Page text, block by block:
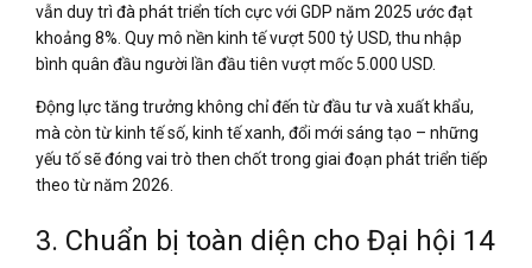
vẫn duy trì đà phát triển tích cực với GDP năm 2025 ước đạt
khoảng 8%. Quy mô nền kinh tế vượt 500 tỷ USD, thu nhập
bình quân đầu người lần đầu tiên vượt mốc 5.000 USD.
Động lực tăng trưởng không chỉ đến từ đầu tư và xuất khẩu,
mà còn từ kinh tế số, kinh tế xanh, đổi mới sáng tạo – những
yếu tố sẽ đóng vai trò then chốt trong giai đoạn phát triển tiếp
theo từ năm 2026.
3. Chuẩn bị toàn diện cho Đại hội 14